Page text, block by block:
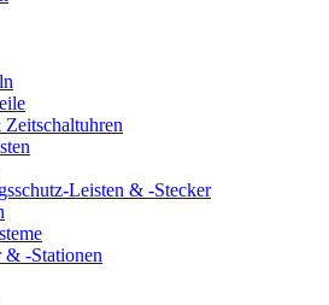
Zeitschaltuhren
Leisten & -Stecker
& -Stationen